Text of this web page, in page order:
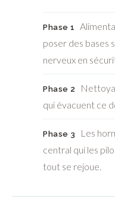
Phase 1
poser des bases
nerveux en
Phase 2
qui évacuent ce
Phase 3
Les
central qui les
tout se rejoue.